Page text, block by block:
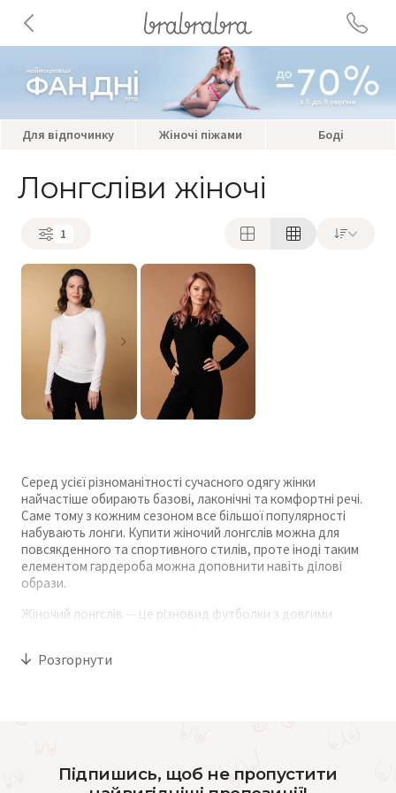
Для відпочинку Жіночі піжами Боді
Лонгсліви жіночі
1
Серед усієї різноманітності сучасного одягу жінки
найчастіше обирають базові, лаконічні та комфортні речі.
Саме тому з кожним сезоном все більшої популярності
набувають лонги. Купити жіночий лонгслів можна для
повсякденного та спортивного стилів, проте іноді таким
елементом гардероба можна доповнити навіть ділові
образи.
Жіночий лонгслів — це різновид футболки з довгими
футболки, виготовляють із легких тканин: бавовни,
все більше оригінальних фасонів з різними елементами.
підкорили модниць широким вибором кольорів. У колекціях
Розгорнути
Підпишись, щоб не пропустити